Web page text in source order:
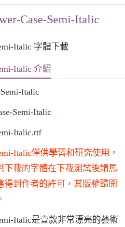
Case-Semi-Italic
Italic 字體下載
Italic 介紹
Semi-Italic
Italic.ttf
Italic僅供學習和研究使用，
下載的字體在下載測試後請馬
得到作者的許可，其版權歸開
Italic是壹款非常漂亮的藝術